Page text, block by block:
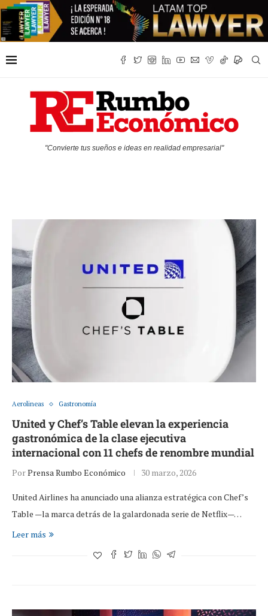
"Convierte tus sueños e ideas en realidad empresarial"
Aerolineas Gastronomía
United y Chef’s Table elevan la experiencia
gastronómica de la clase ejecutiva
internacional con 11 chefs de renombre mundial
PorPrensa Rumbo Económico 30 marzo, 2026
United Airlines ha anunciado una alianza estratégica con Chef’s
Table —la marca detrás de la galardonada serie de Netflix—…
Leer más